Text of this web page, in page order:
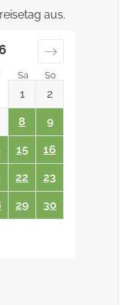
aus.
Sa So
1 2
8 9
15 16
22 23
29 30